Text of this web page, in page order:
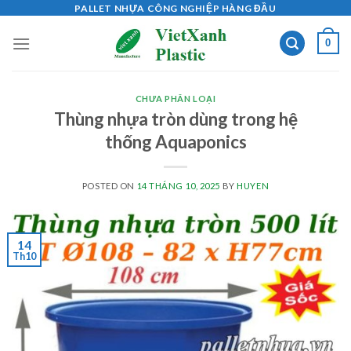
content
PALLET NHỰA CÔNG NGHIỆP HÀNG ĐẦU
0
CHƯA PHÂN LOẠI
Thùng nhựa tròn dùng trong hệ
thống Aquaponics
POSTED ON 14 THÁNG 10, 2025 BYHUYEN
14
Th10